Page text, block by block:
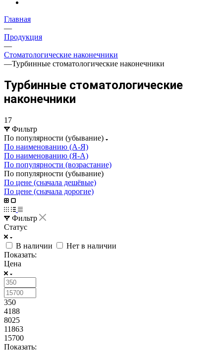
Главная
—
Продукция
—
Стоматологические наконечники
—Турбинные стоматологические наконечники
Турбинные стоматологические
наконечники
17
Фильтр
По популярности (убывание)
По наименованию (А-Я)
По наименованию (Я-А)
По популярности (возрастание)
По популярности (убывание)
По цене (сначала дешёвые)
По цене (сначала дорогие)
Фильтр
Статус
В наличии
Нет в наличии
Показать:
Цена
350
4188
8025
11863
15700
Показать: